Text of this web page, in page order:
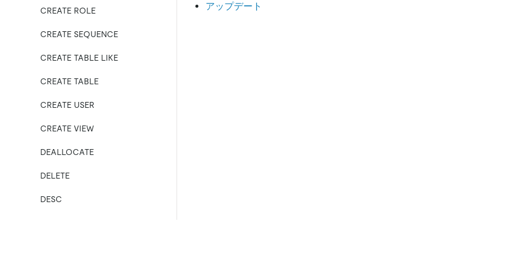
CREATE ROLE
CREATE SEQUENCE
CREATE TABLE LIKE
CREATE TABLE
CREATE USER
CREATE VIEW
DEALLOCATE
DELETE
DESC
アップデート